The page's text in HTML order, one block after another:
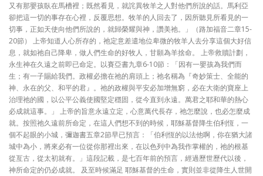
又有那嬰孩臥在馬槽裡；既然看見，就詫異牧羊之人對他們所說的話。馬利亞
卻把這一切的事存在心裡，反覆思想。牧羊的人回去了，因所聽見所看見的一
切事，正如天使向他們所說的，就歸榮耀與神，讚美祂。」（路加福音二章15-
20節） 上帝知道人心所存的，祂定意差遣地位卑微的牧羊人去分享這個大好信
息，就如祂自己降卑，做人們生命的好牧人，甘願為羊捨命。 上帝救贖計劃，
永生神在久遠之前即已命定。以賽亞書九章6-10節：「因有一嬰孩為我們而
生；有一子賜給我們。政權必擔在祂的肩頭上；祂名稱為『奇妙策士、全能的
神、永在的父、和平的君』。祂的政權與平安必加增無窮，必在大衛的寶座上
治理祂的國，以公平公義使國堅定穩固，從今直到永遠。萬君之耶和華的熱心
必成就這事。」 上帝的旨意永遠立定，心意萬代長存，祂怎麼說，也必怎麼成
就。按照祂久遠前所命定，在這人們想不到的時候，耶穌基督降生伯利恆，一
個不起眼的小城，彌迦書五章2節早已預言：「伯利恆的以法他啊，你在猶大諸
城中為小，將來必有一位從你那裡出來，在以色列中為我作掌權的，祂的根基
從亙古，從太初就有。」這段記載，是七百年前的預言，經過歷世歷代以後，
神所命定的仍必成就。 及至時候滿足 耶穌基督的生命，實則並非從降生人世開